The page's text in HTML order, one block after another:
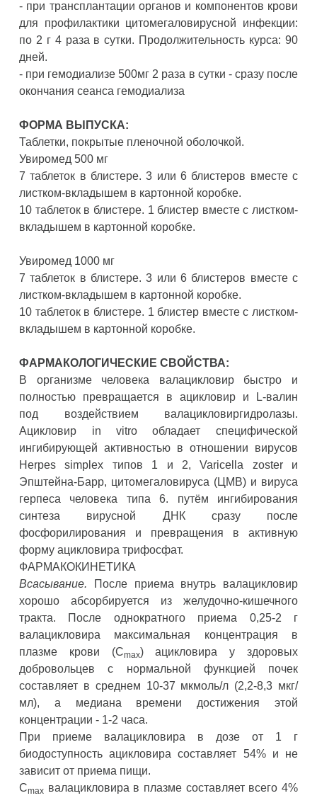
- при трансплантации органов и компонентов крови
для профилактики цитомегаловирусной инфекции:
по 2 г 4 раза в сутки. Продолжительность курса: 90
дней.
- при гемодиализе 500мг 2 раза в сутки - сразу после
окончания сеанса гемодиализа
ФОРМА ВЫПУСКА:
Таблетки, покрытые пленочной оболочкой.
Увиромед 500 мг
7 таблеток в блистере. 3 или 6 блистеров вместе с
листком-вкладышем в картонной коробке.
10 таблеток в блистере. 1 блистер вместе с листком-
вкладышем в картонной коробке.
Увиромед 1000 мг
7 таблеток в блистере. 3 или 6 блистеров вместе с
листком-вкладышем в картонной коробке.
10 таблеток в блистере. 1 блистер вместе с листком-
вкладышем в картонной коробке.
ФАРМАКОЛОГИЧЕСКИЕ СВОЙСТВА:
В организме человека валацикловир быстро и
полностью превращается в ацикловир и L-валин
под воздействием валацикловиргидролазы.
Ацикловир in vitro обладает специфической
ингибирующей активностью в отношении вирусов
Herpes simplex типов 1 и 2, Varicella zoster и
Эпштейна-Барр, цитомегаловируса (ЦМВ) и вируса
герпеса человека типа 6. путём ингибирования
синтеза вирусной ДНК сразу после
фосфорилирования и превращения в активную
форму ацикловира трифосфат.
ФАРМАКОКИНЕТИКА
Всасывание. После приема внутрь валацикловир
хорошо абсорбируется из желудочно-кишечного
тракта. После однократного приема 0,25-2 г
валацикловира максимальная концентрация в
плазме крови (Сmax) ацикловира у здоровых
добровольцев с нормальной функцией почек
составляет в среднем 10-37 мкмоль/л (2,2-8,3 мкг/
мл), а медиана времени достижения этой
концентрации - 1-2 часа.
При приеме валацикловира в дозе от 1 г
биодоступность ацикловира составляет 54% и не
зависит от приема пищи.
Сmax валацикловира в плазме составляет всего 4%